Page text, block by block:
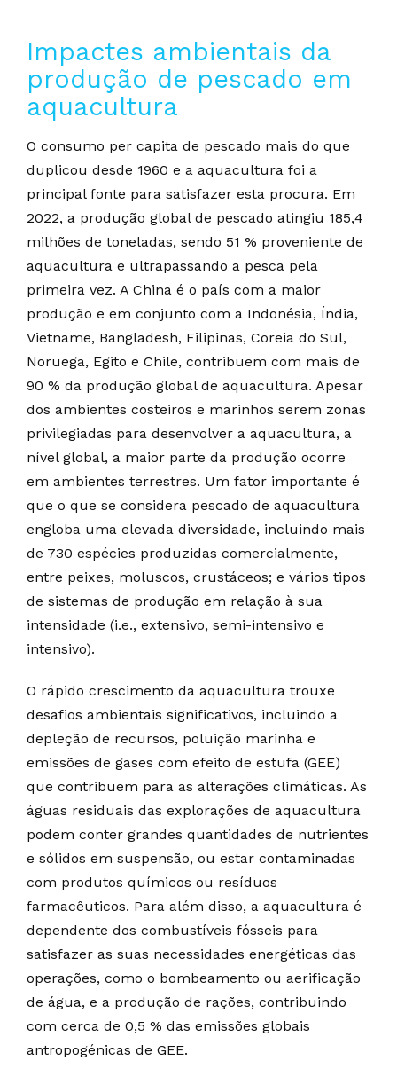
Impactes ambientais da
produção de pescado em
aquacultura
O consumo per capita de pescado mais do que
duplicou desde 1960 e a aquacultura foi a
principal fonte para satisfazer esta procura. Em
2022, a produção global de pescado atingiu 185,4
milhões de toneladas, sendo 51 % proveniente de
aquacultura e ultrapassando a pesca pela
primeira vez. A China é o país com a maior
produção e em conjunto com a Indonésia, Índia,
Vietname, Bangladesh, Filipinas, Coreia do Sul,
Noruega, Egito e Chile, contribuem com mais de
90 % da produção global de aquacultura. Apesar
dos ambientes costeiros e marinhos serem zonas
privilegiadas para desenvolver a aquacultura, a
nível global, a maior parte da produção ocorre
em ambientes terrestres. Um fator importante é
que o que se considera pescado de aquacultura
engloba uma elevada diversidade, incluindo mais
de 730 espécies produzidas comercialmente,
entre peixes, moluscos, crustáceos; e vários tipos
de sistemas de produção em relação à sua
intensidade (i.e., extensivo, semi-intensivo e
intensivo).
O rápido crescimento da aquacultura trouxe
desafios ambientais significativos, incluindo a
depleção de recursos, poluição marinha e
emissões de gases com efeito de estufa (GEE)
que contribuem para as alterações climáticas. As
águas residuais das explorações de aquacultura
podem conter grandes quantidades de nutrientes
e sólidos em suspensão, ou estar contaminadas
com produtos químicos ou resíduos
farmacêuticos. Para além disso, a aquacultura é
dependente dos combustíveis fósseis para
satisfazer as suas necessidades energéticas das
operações, como o bombeamento ou aerificação
de água, e a produção de rações, contribuindo
com cerca de 0,5 % das emissões globais
antropogénicas de GEE.